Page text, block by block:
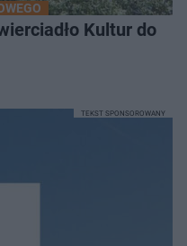
Kultur do
TEKST SPONSOROWANY